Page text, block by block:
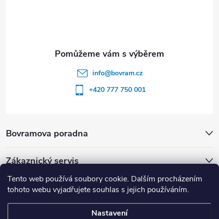
Tento web používá soubory cookie. Dalším procházením
tohoto webu vyjadřujete souhlas s jejich používáním.
Nastavení
Bovramova poradna
Zákaznický servis
info@bovram.cz
+420 777 750 001